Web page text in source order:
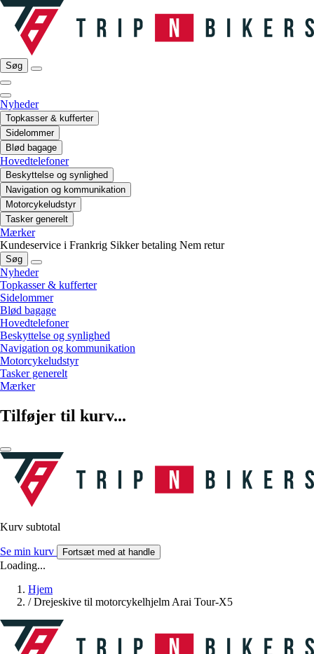
Søg
Nyheder
Topkasser & kufferter
Sidelommer
Blød bagage
Hovedtelefoner
Beskyttelse og synlighed
Navigation og kommunikation
Motorcykeludstyr
Tasker generelt
Mærker
Kundeservice i Frankrig Sikker betaling Nem retur
Søg
Nyheder
Topkasser & kufferter
Sidelommer
Blød bagage
Hovedtelefoner
Beskyttelse og synlighed
Navigation og kommunikation
Motorcykeludstyr
Tasker generelt
Mærker
Tilføjer til kurv...
Kurv subtotal
Se min kurv Fortsæt med at handle
Loading...
Hjem
/ Drejeskive til motorcykelhjelm Arai Tour-X5